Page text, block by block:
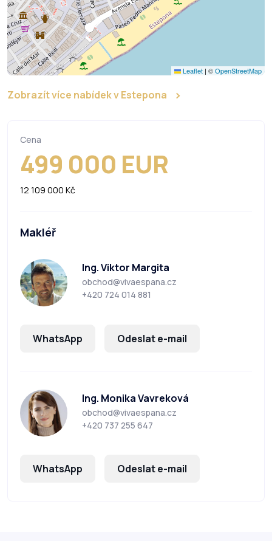
Leaflet | ©OpenStreetMap
Zobrazít více nabídek v Estepona
Cena
499 000 EUR
12 109 000 Kč
Makléř
Ing. Viktor Margita
obchod@vivaespana.cz
+420 724 014 881
WhatsApp Odeslat e-mail
Ing. Monika Vavreková
obchod@vivaespana.cz
+420 737 255 647
WhatsApp Odeslat e-mail